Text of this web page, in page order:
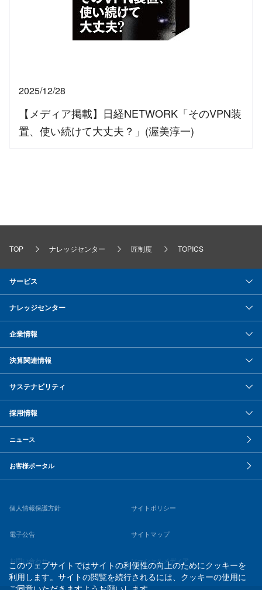
このウェブサイトではサイトの利便性の向上のためにクッキーを
利用します。サイトの閲覧を続行されるには、クッキーの使用に
2025/12/28
【メディア掲載】日経NETWORK「そのVPN装
置、使い続けて大丈夫？」(渥美淳一)
TOP ナレッジセンター 匠制度 TOPICS
サービス
ナレッジセンター
企業情報
決算関連情報
サステナビリティ
採用情報
ニュース
お客様ポータル
個人情報保護方針 サイトポリシー
電子公告 サイトマップ
お問い合わせ ソーシャルメディア